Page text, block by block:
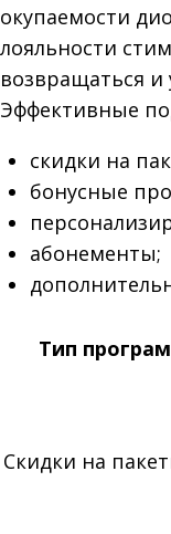
окупаемости
лояльности
возвращаться
Эффективные
скидки на
бонусные
абонементы;
Тип
Скидки на